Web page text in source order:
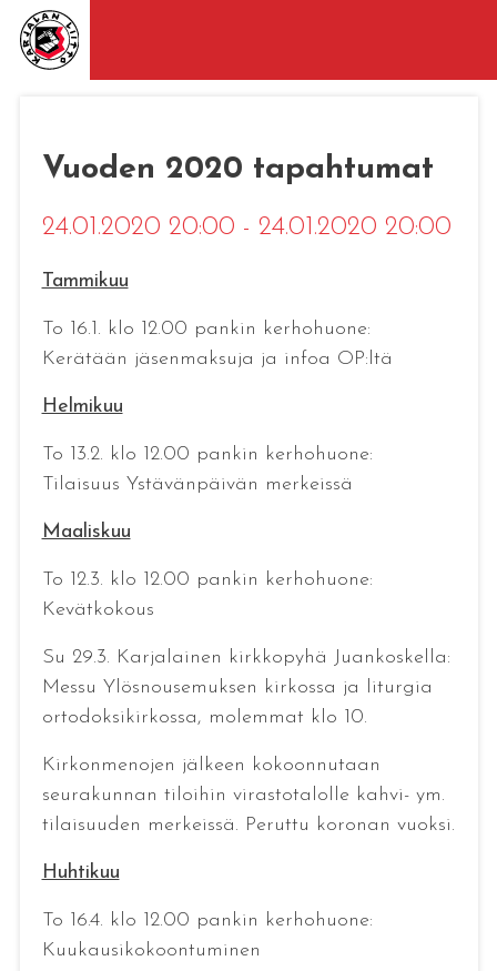
Vuoden 2020 tapahtumat
24.01.2020 20:00 - 24.01.2020 20:00
Tammikuu
To 16.1. klo 12.00 pankin kerhohuone:
Kerätään jäsenmaksuja ja infoa OP:ltä
Helmikuu
To 13.2. klo 12.00 pankin kerhohuone:
Tilaisuus Ystävänpäivän merkeissä
Maaliskuu
To 12.3. klo 12.00 pankin kerhohuone:
Kevätkokous
Su 29.3. Karjalainen kirkkopyhä Juankoskella:
Messu Ylösnousemuksen kirkossa ja liturgia
ortodoksikirkossa, molemmat klo 10.
Kirkonmenojen jälkeen kokoonnutaan
seurakunnan tiloihin virastotalolle kahvi- ym.
tilaisuuden merkeissä. Peruttu koronan vuoksi.
Huhtikuu
To 16.4. klo 12.00 pankin kerhohuone:
Kuukausikokoontuminen